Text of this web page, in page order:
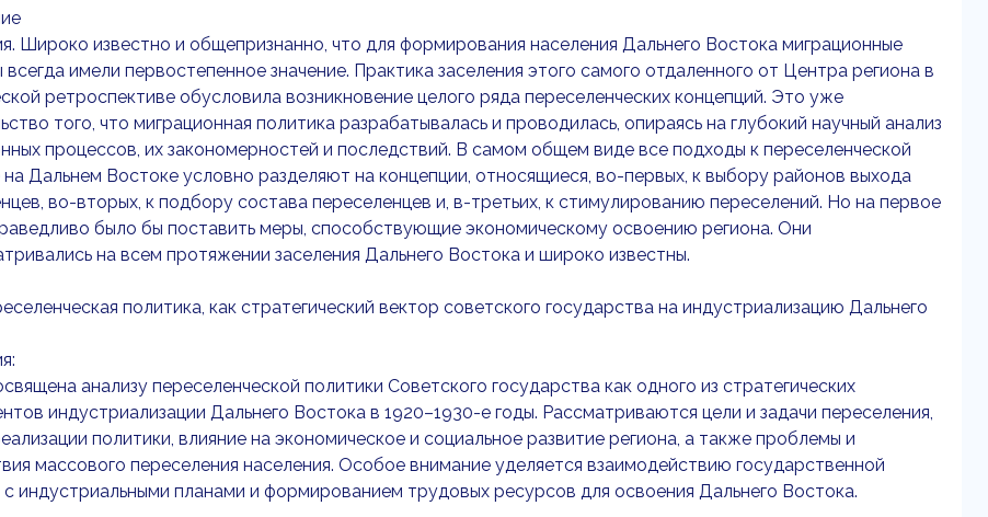
Широко известно и общепризнанно, что для формирования населения Дальнего Востока миграционные
имели первостепенное значение. Практика заселения этого самого отдаленного от Центра региона в
ретроспективе обусловила возникновение целого ряда переселенческих концепций. Это уже
того, что миграционная политика разрабатывалась и проводилась, опираясь на глубокий научный анализ
процессов, их закономерностей и последствий. В самом общем виде все подходы к переселенческой
на Дальнем Востоке условно разделяют на концепции, относящиеся, во-первых, к выбору районов выхода
во-вторых, к подбору состава переселенцев и, в-третьих, к стимулированию переселений. Но на первое
было бы поставить меры, способствующие экономическому освоению региона. Они
на всем протяжении заселения Дальнего Востока и широко известны.
политика, как стратегический вектор советского государства на индустриализацию Дальнего
анализу переселенческой политики Советского государства как одного из стратегических
индустриализации Дальнего Востока в 1920–1930-е годы. Рассматриваются цели и задачи переселения,
политики, влияние на экономическое и социальное развитие региона, а также проблемы и
массового переселения населения. Особое внимание уделяется взаимодействию государственной
с индустриальными планами и формированием трудовых ресурсов для освоения Дальнего Востока.